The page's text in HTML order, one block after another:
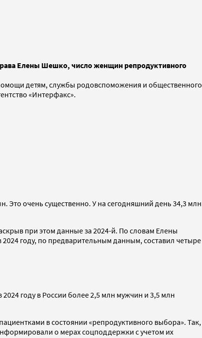
Елены Шешко, число женщин репродуктивного
детям, службы родовспоможения и общественного
«Интерфакс».
Это очень существенно. У на сегодняшний день 34,3 млн
при этом данные за 2024-й. По словам Елены
2024 году, по предварительным данным, составил четыре
2024 году в России более 2,5 млн мужчин и 3,5 млн
в состоянии «репродуктивного выбора». Так,
о мерах соцподдержки с учетом их